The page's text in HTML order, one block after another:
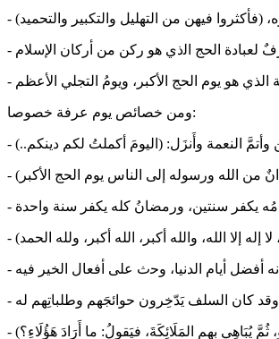
ومن خصائص يوم عرفة خصوصا: